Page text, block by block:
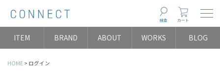
検索 カート
ITEM BRAND ABOUT WORKS BLOG
HOME ログイン